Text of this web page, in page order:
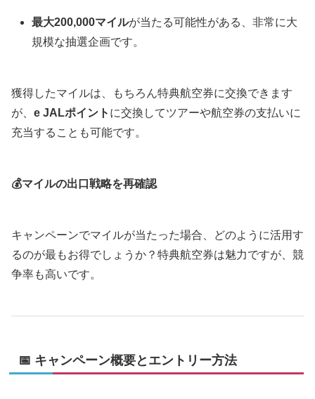
最大200,000マイルが当たる可能性がある、非常に大
規模な抽選企画です。
獲得したマイルは、もちろん特典航空券に交換できます
が、 e JALポイント に交換してツアーや航空券の支払いに
充当することも可能です。
💰マイルの出口戦略を再確認
キャンペーンでマイルが当たった場合、どのように活用す
るのが最もお得でしょうか？特典航空券は魅力ですが、競
争率も高いです。
📅 キャンペーン概要とエントリー方法